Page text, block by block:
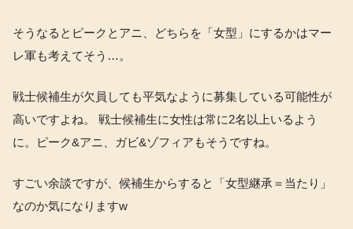
そうなるとピークとアニ、どちらを「女型」にするかはマー
レ軍も考えてそう…。
戦士候補生が欠員しても平気なように募集している可能性が
高いですよね。 戦士候補生に女性は常に2名以上いるよう
に。ピーク&アニ、ガビ&ゾフィアもそうですね。
すごい余談ですが、候補生からすると「女型継承＝当たり」
なのか気になりますw